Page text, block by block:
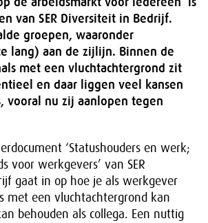
van SER Diversiteit in Bedrijf.
groepen, waaronder
lang) aan de zijlijn. Binnen de
met een vluchtachtergrond zit
en daar liggen veel kansen
vooral nu zij aanlopen tegen
‘Statushouders en werk;
voor werkgevers’ van SER
gaat in op hoe je als werkgever
met een vluchtachtergrond kan
behouden als collega. Een nuttig